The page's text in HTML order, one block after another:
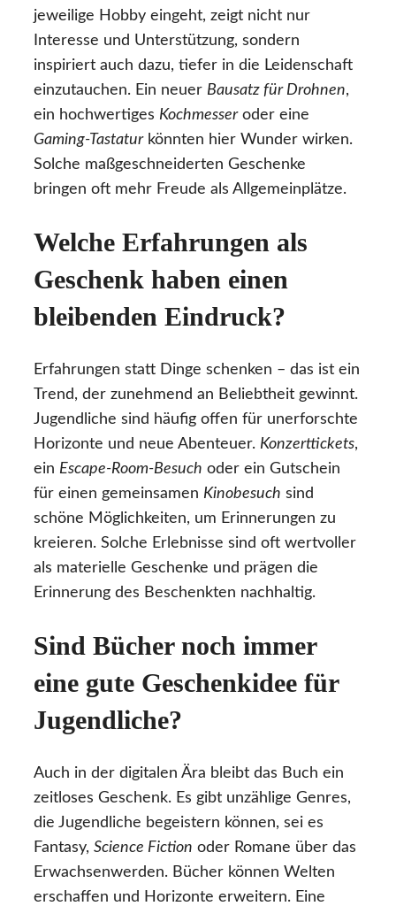
jeweilige Hobby eingeht, zeigt nicht nur
Interesse und Unterstützung, sondern
inspiriert auch dazu, tiefer in die Leidenschaft
einzutauchen. Ein neuer Bausatz für Drohnen,
ein hochwertiges Kochmesseroder eine
Gaming-Tastaturkönnten hier Wunder wirken.
Solche maßgeschneiderten Geschenke
bringen oft mehr Freude als Allgemeinplätze.
Welche Erfahrungen als
Geschenk haben einen
bleibenden Eindruck?
Erfahrungen statt Dinge schenken – das ist ein
Trend, der zunehmend an Beliebtheit gewinnt.
Jugendliche sind häufig offen für unerforschte
Horizonte und neue Abenteuer. Konzerttickets,
ein Escape-Room-Besuch oder ein Gutschein
für einen gemeinsamen Kinobesuch sind
schöne Möglichkeiten, um Erinnerungen zu
kreieren. Solche Erlebnisse sind oft wertvoller
als materielle Geschenke und prägen die
Erinnerung des Beschenkten nachhaltig.
Sind Bücher noch immer
eine gute Geschenkidee für
Jugendliche?
Auch in der digitalen Ära bleibt das Buch ein
zeitloses Geschenk. Es gibt unzählige Genres,
die Jugendliche begeistern können, sei es
Fantasy, Science Fiction oder Romane über das
Erwachsenwerden. Bücher können Welten
erschaffen und Horizonte erweitern. Eine